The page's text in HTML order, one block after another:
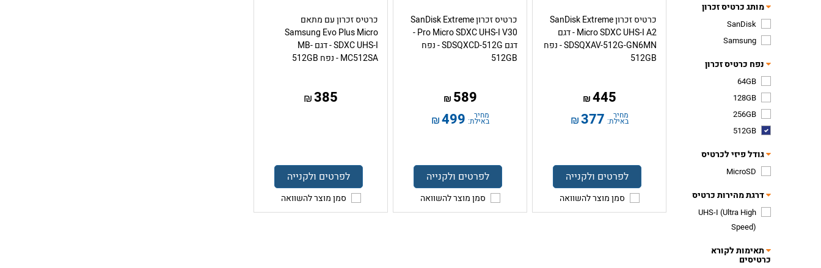
מותג כרטיס זכרון
SanDisk
Samsung
נפח כרטיס זכרון
64GB
128GB
256GB
512GB
גודל פיזי לכרטיס
MicroSD
דרגת מהירות כרטיס
UHS-I (Ultra High
Speed)
תאימות לקורא
כרטיסים
כרטיס זכרון SanDisk Extreme
Micro SDXC UHS-I A2 - דגם
SDSQXAV-512G-GN6MN - נפח
512GB
445
₪
מחיר
באילת: 377
₪
לפרטים ולקנייה
סמן מוצר להשוואה
כרטיס זכרון SanDisk Extreme
Pro Micro SDXC UHS-I V30 -
דגם SDSQXCD-512G - נפח
512GB
589
₪
מחיר
באילת: 499
₪
לפרטים ולקנייה
סמן מוצר להשוואה
כרטיס זכרון עם מתאם
Samsung Evo Plus Micro
SDXC UHS-I - דגם MB-
MC512SA - נפח 512GB
385
₪
לפרטים ולקנייה
סמן מוצר להשוואה